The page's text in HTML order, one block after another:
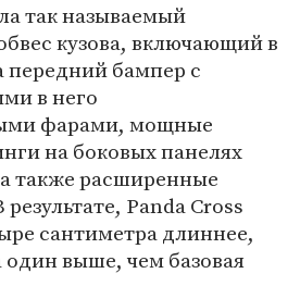
так называемый
кузова, включающий в
передний бампер с
в него
фарами, мощные
на боковых панелях
также расширенные
Panda Cross
сантиметра длиннее,
выше, чем базовая